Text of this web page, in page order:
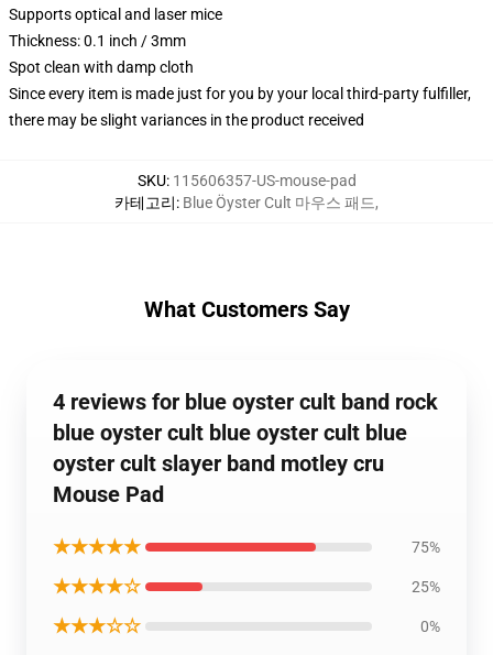
Supports optical and laser mice
Thickness: 0.1 inch / 3mm
Spot clean with damp cloth
Since every item is made just for you by your local third-party fulfiller,
there may be slight variances in the product received
SKU: 115606357-US-mouse-pad
카테고리: Blue Öyster Cult 마우스 패드,
What Customers Say
4 reviews for blue oyster cult band rock
blue oyster cult blue oyster cult blue
oyster cult slayer band motley cru
Mouse Pad
★★★★★ 75%
★★★★☆ 25%
★★★☆☆ 0%